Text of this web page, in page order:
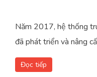
Năm 2017, hệ thống
đã phát triển và nâng
Đọc tiếp